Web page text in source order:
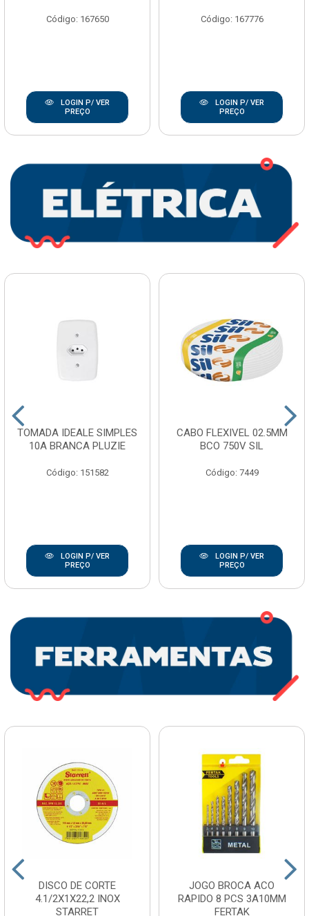
Código: 167650
LOGIN P/ VER
PREÇO
Código: 167776
LOGIN P/ VER
PREÇO
TOMADA IDEALE SIMPLES
10A BRANCA PLUZIE
Código: 151582
LOGIN P/ VER
PREÇO
CABO FLEXIVEL 02.5MM
BCO 750V SIL
Código: 7449
LOGIN P/ VER
PREÇO
DISCO DE CORTE
4.1/2X1X22,2 INOX
STARRET
JOGO BROCA ACO
RAPIDO 8 PCS 3A10MM
FERTAK